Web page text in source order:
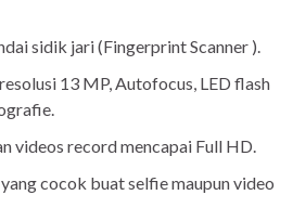
sidik jari (Fingerprint Scanner ).
13 MP, Autofocus, LED flash
videos record mencapai Full HD.
cocok buat selfie maupun video